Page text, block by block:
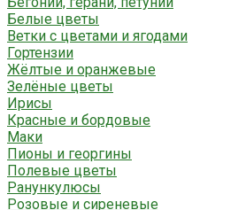
Белые цветы
Ветки с цветами и ягодами
Гортензии
Жёлтые и оранжевые
Зелёные цветы
Ирисы
Красные и бордовые
Маки
Пионы и георгины
Полевые цветы
Ранункулюсы
Розовые и сиреневые